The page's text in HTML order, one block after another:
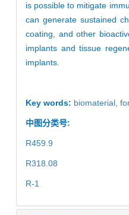
is possible to mitigate
can generate sustained
coating, and other
implants and tissue
implants.
Key words: biomaterial,
中图分类号:
R459.9
R318.08
R-1